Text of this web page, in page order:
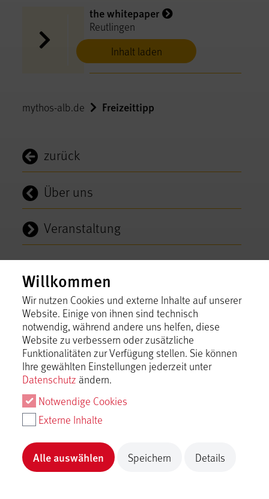
Inhalt laden
the whitepaper
Reutlingen
mythos-alb.de Freizeittipp
zurück
Über uns
Veranstaltung
Mythos Schwäbische Alb
Mythos
Wir freuen uns auf den Dialog mit Ihnen. Wenn Sie
Anregungen, Lob oder Kritik äußern möchten,
zu schreiben.
Tourismusgemeinschaft Mythos Schwäbische
Willkommen
Wir nutzen Cookies und externe Inhalte auf unserer
Website. Einige von ihnen sind technisch
notwendig, während andere uns helfen, diese
Website zu verbessern oder zusätzliche
Funktionalitäten zur Verfügung stellen. Sie können
Ihre gewählten Einstellungen jederzeit unter
Datenschutz ändern.
Notwendige Cookies
Externe Inhalte
Alle auswählen Speichern Details